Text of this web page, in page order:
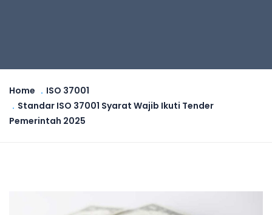
Home
ISO 37001
Standar ISO 37001 Syarat Wajib Ikuti Tender
Pemerintah 2025